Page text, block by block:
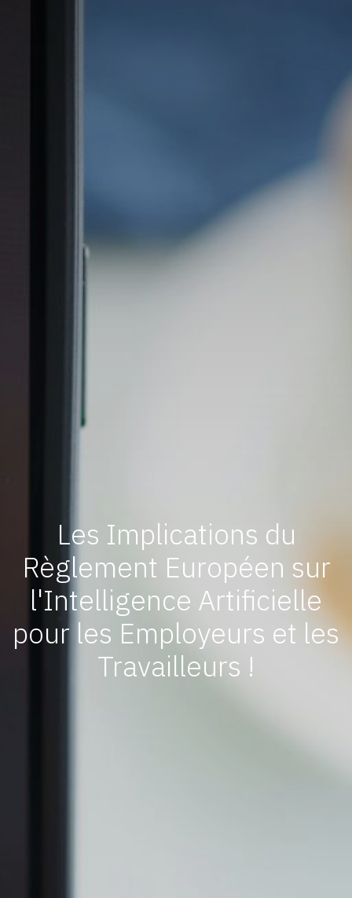
Les Implications du
Règlement Européen sur
l'Intelligence Artificielle
pour les Employeurs et les
Travailleurs !